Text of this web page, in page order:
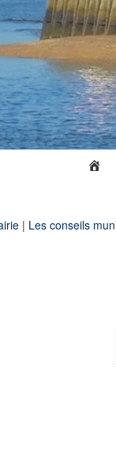
| Les conseils